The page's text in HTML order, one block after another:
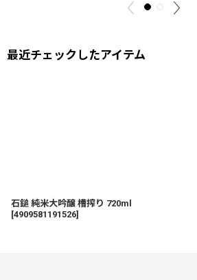
最近チェックしたアイテム
石鎚 純米大吟醸 槽搾り 720ml
[4909581191526]